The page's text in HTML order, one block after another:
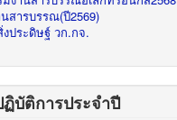
สารบรรณ(ปี2569)
ประดิษฐ์ วก.กจ.
บัติการประจำปี